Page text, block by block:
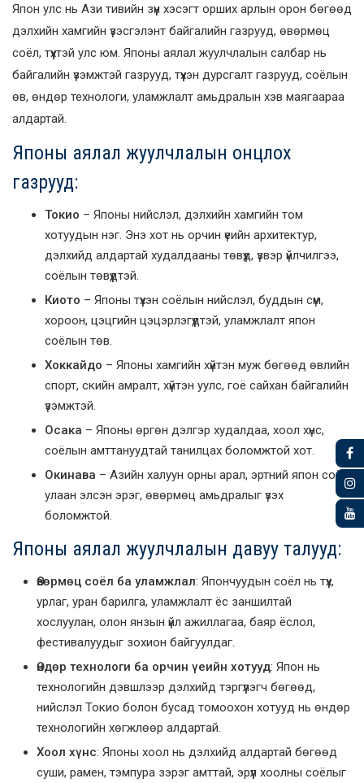
Япон улс нь Ази тивийн зүүн хэсэгт орших арлын орон бөгөөд
дэлхийн хамгийн үзэсгэлэнт байгалийн газрууд, өвөрмөц
соёл, түүхтэй улс юм. Японы аялал жуулчлалын салбар нь
байгалийн үзэмжтэй газрууд, түүхэн дурсгалт газрууд, соёлын
өв, өндөр технологи, уламжлалт амьдралын хэв маягаараа
алдартай.
Японы аялал жуулчлалын онцлох
газрууд:
Токио – Японы нийслэл, дэлхийн хамгийн том
хотуудын нэг. Энэ хот нь орчин үеийн архитектур,
дэлхийд алдартай худалдааны төвүүд, үзвэр үйлчилгээ,
соёлын төвүүдтэй.
Киото – Японы түүхэн соёлын нийслэл, буддын сүм,
хороон, цэцгийн цэцэрлэгүүдтэй, уламжлалт япон
соёлын төв.
Хоккайдо – Японы хамгийн хүйтэн муж бөгөөд өвлийн
спорт, скийн амралт, хүйтэн уулс, гоё сайхан байгалийн
үзэмжтэй.
Осака – Японы өргөн дэлгэр худалдаа, хоол хүнс,
соёлын амттануудтай танилцах боломжтой хот.
Окинава – Азийн халуун орны арал, эртний япон соёл,
улаан элсэн эрэг, өвөрмөц амьдралыг үзэх
боломжтой.
Японы аялал жуулчлалын давуу талууд:
Өвөрмөц соёл ба уламжлал: Япончуудын соёл нь түүх,
урлаг, уран барилга, уламжлалт ёс заншилтай
хослуулан, олон янзын үйл ажиллагаа, баяр ёслол,
фестивалуудыг зохион байгуулдаг.
Өндөр технологи ба орчин үеийн хотууд: Япон нь
технологийн дэвшлээр дэлхийд тэргүүлэгч бөгөөд,
нийслэл Токио болон бусад томоохон хотууд нь өндөр
технологийн хөгжлөөр алдартай.
Хоол хүнс: Японы хоол нь дэлхийд алдартай бөгөөд
суши, рамен, тэмпура зэрэг амттай, эрүүл хоолны соёлыг